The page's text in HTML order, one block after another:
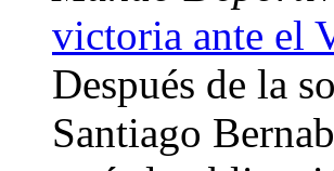
victoria ante el
Después de la
Santiago